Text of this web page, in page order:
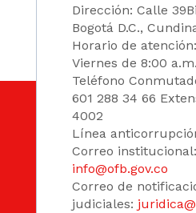
Dirección: Calle
Bogotá D.C.,
Horario de
Viernes de 8:00
Teléfono
601 288 34 66
4002
Línea
Correo institucional:
info@ofb.gov.co
Correo de
judiciales: